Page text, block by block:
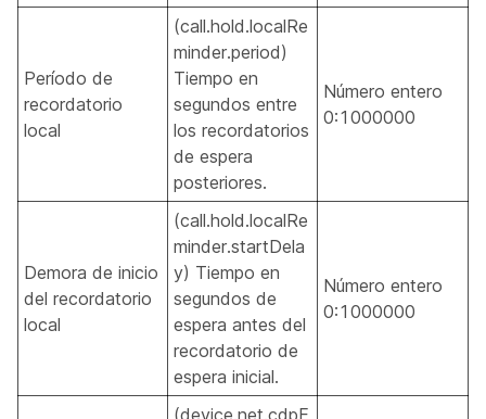
Período de
recordatorio
local
(call.hold.localRe
minder.period)
Tiempo en
segundos entre
los recordatorios
de espera
posteriores.
Número entero
0:1000000
Demora de inicio
del recordatorio
local
(call.hold.localRe
minder.startDela
y) Tiempo en
segundos de
espera antes del
recordatorio de
espera inicial.
Número entero
0:1000000
(device.net.cdpE